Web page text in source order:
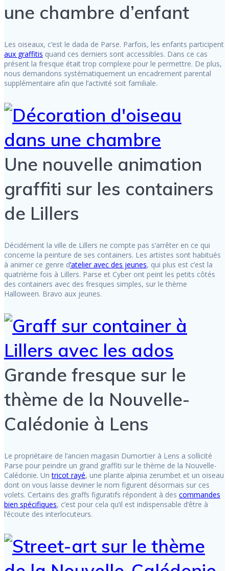
une chambre d’enfant
Les oiseaux, c’est le dada de Parse. Parfois, les enfants participent
aux graffitis quand ces derniers sont accessibles. Dans ce cas
présent la fresque était trop complexe pour le permettre. De plus,
nous demandons systématiquement un encadrement parental
supplémentaire afin que l’activité soit familiale.
Une nouvelle animation
graffiti sur les containers
de Lillers
Décidément la ville de Lillers ne compte pas s’arrêter en ce qui
concerne la peinture de ses containers. Les artistes sont habitués
à animer ce genre d‘atelier avec des jeunes, qui plus est c’est la
quatrième fois à Lillers. Parse et Cyber ont peint les petits côtés
des containers avec des fresques simples, sur le thème
Halloween. Bravo aux jeunes.
Grande fresque sur le
thème de la Nouvelle-
Calédonie à Lens
Le propriétaire de l’ancien magasin Dumortier à Lens a sollicité
Parse pour peindre un grand graffiti sur le thème de la Nouvelle-
Calédonie. Untricot rayé, une plante alpinia zerumbet et un oiseau
dont on vous laisse deviner le nom figurent désormais sur ces
volets. Certains des graffs figuratifs répondent à des commandes
bien spécifiques, c’est pour cela qu’il est indispensable d’être à
l’écoute des interlocuteurs.